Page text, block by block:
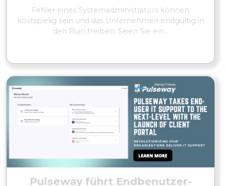
Fehler eines Systemadministrators können
kostspielig sein und das Unternehmen endgültig in
den Ruin treiben. Seien Sie ein...
Pulseway führt Endbenutzer-